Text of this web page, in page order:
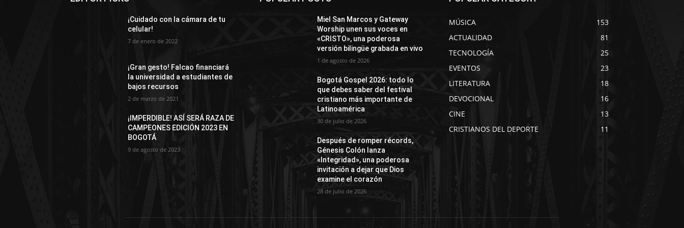
¡Cuidado con la cámara de tu
celular!
7 de enero de 2022
¡Gran gesto! Falcao financiará
la universidad a estudiantes de
bajos recursos
2 de marzo de 2021
¡IMPERDIBLE! ASÍ SERÁ RAZA DE
CAMPEONES EDICIÓN 2023 EN
BOGOTÁ
9 de agosto de 2023
Miel San Marcos y Gateway
Worship unen sus voces en
«CRISTO», una poderosa
versión bilingüe grabada en vivo
1 de agosto de 2026
Bogotá Gospel 2026: todo lo
que debes saber del festival
cristiano más importante de
Latinoamérica
30 de julio de 2026
Después de romper récords,
Génesis Colón lanza
«Integridad», una poderosa
invitación a dejar que Dios
examine el corazón
28 de julio de 2026
MÚSICA
153
ACTUALIDAD
81
TECNOLOGÍA
25
EVENTOS
23
LITERATURA
18
DEVOCIONAL
16
CINE
13
CRISTIANOS DEL DEPORTE
11